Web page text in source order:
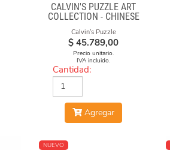
CALVIN'S PUZZLE ART
COLLECTION - CHINESE
OPERA FACE-OFF CUBE
(BLACK & WHITE MASKS)
Calvin's Puzzle
$ 45.789,00
Precio unitario.
IVA incluido.
Cantidad:
Agregar
NUEVO